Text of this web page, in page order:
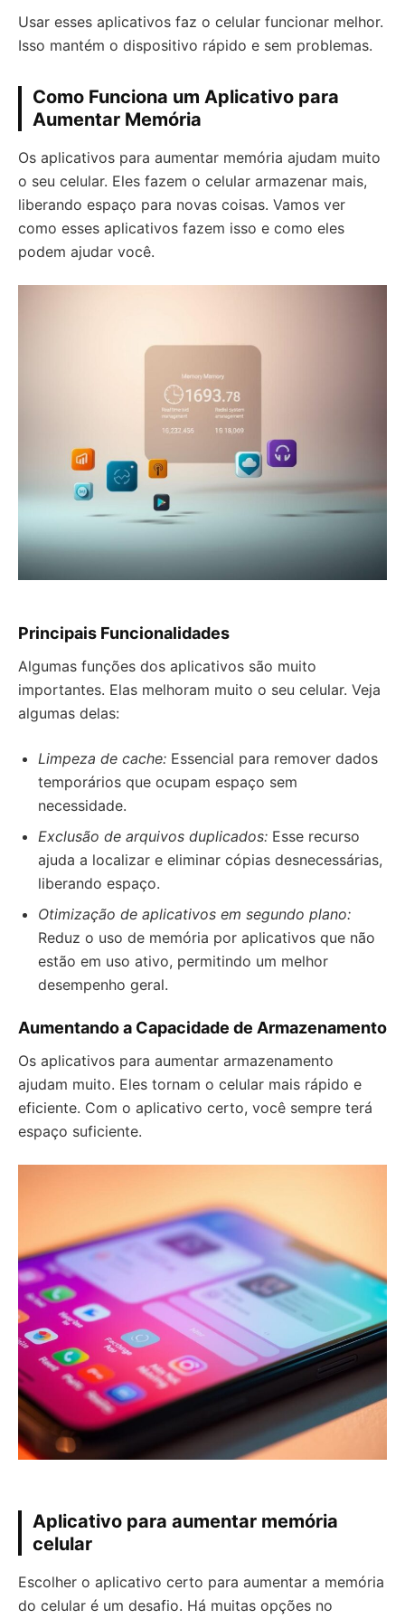
Usar esses aplicativos faz o celular funcionar melhor.
Isso mantém o dispositivo rápido e sem problemas.
Como Funciona um Aplicativo para
Aumentar Memória
Os aplicativos para aumentar memória ajudam muito
o seu celular. Eles fazem o celular armazenar mais,
liberando espaço para novas coisas. Vamos ver
como esses aplicativos fazem isso e como eles
podem ajudar você.
Principais Funcionalidades
Algumas funções dos aplicativos são muito
importantes. Elas melhoram muito o seu celular. Veja
algumas delas:
Limpeza de cache: Essencial para remover dados
temporários que ocupam espaço sem
necessidade.
Exclusão de arquivos duplicados: Esse recurso
ajuda a localizar e eliminar cópias desnecessárias,
liberando espaço.
Otimização de aplicativos em segundo plano:
Reduz o uso de memória por aplicativos que não
estão em uso ativo, permitindo um melhor
desempenho geral.
Aumentando a Capacidade de Armazenamento
Os aplicativos para aumentar armazenamento
ajudam muito. Eles tornam o celular mais rápido e
eficiente. Com o aplicativo certo, você sempre terá
espaço suficiente.
Aplicativo para aumentar memória
celular
Escolher o aplicativo certo para aumentar a memória
do celular é um desafio. Há muitas opções no